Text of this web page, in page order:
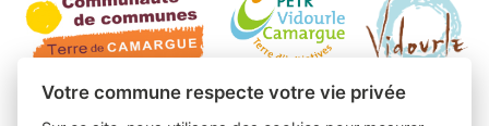
Votre commune respecte votre vie privée